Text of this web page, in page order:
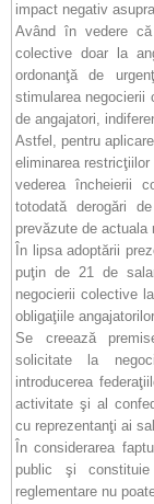
impact negativ
Având în vedere
colective doar la
ordonanţă de
stimularea negocierii
de angajatori,
Astfel, pentru
eliminarea
vederea încheierii
totodată derogări
prevăzute de actuala
În lipsa adoptării
puţin de 21 de
negocierii colective
obligaţiile
Se creează
solicitate la
introducerea
activitate şi al
cu reprezentanţi ai
În considerarea
public şi
reglementare nu